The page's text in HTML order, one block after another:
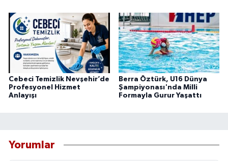
Cebeci Temizlik Nevşehir’de
Profesyonel Hizmet
Anlayışı
Berra Öztürk, U16 Dünya
Şampiyonası'nda Milli
Formayla Gurur Yaşattı
Yorumlar